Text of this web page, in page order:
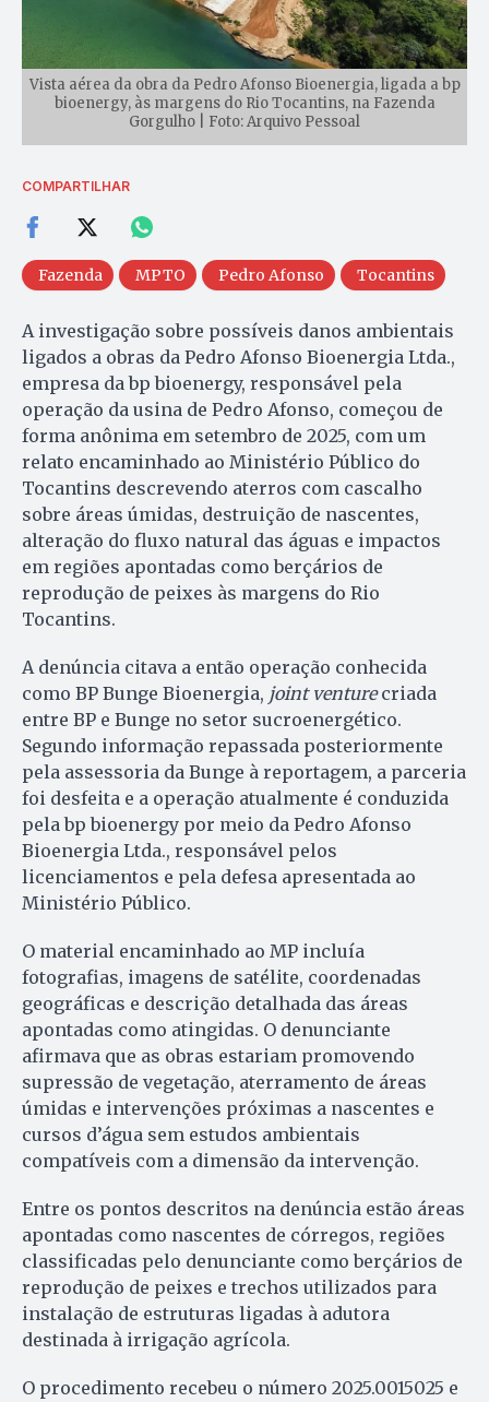
Vista aérea da obra da Pedro Afonso Bioenergia, ligada a bp
bioenergy, às margens do Rio Tocantins, na Fazenda
Gorgulho | Foto: Arquivo Pessoal
COMPARTILHAR
Fazenda MPTO Pedro Afonso Tocantins
A investigação sobre possíveis danos ambientais
ligados a obras da Pedro Afonso Bioenergia Ltda.,
empresa da bp bioenergy, responsável pela
operação da usina de Pedro Afonso, começou de
forma anônima em setembro de 2025, com um
relato encaminhado ao Ministério Público do
Tocantins descrevendo aterros com cascalho
sobre áreas úmidas, destruição de nascentes,
alteração do fluxo natural das águas e impactos
em regiões apontadas como berçários de
reprodução de peixes às margens do Rio
Tocantins.
A denúncia citava a então operação conhecida
como BP Bunge Bioenergia, joint venturecriada
entre BP e Bunge no setor sucroenergético.
Segundo informação repassada posteriormente
pela assessoria da Bunge à reportagem, a parceria
foi desfeita e a operação atualmente é conduzida
pela bp bioenergy por meio da Pedro Afonso
Bioenergia Ltda., responsável pelos
licenciamentos e pela defesa apresentada ao
Ministério Público.
O material encaminhado ao MP incluía
fotografias, imagens de satélite, coordenadas
geográficas e descrição detalhada das áreas
apontadas como atingidas. O denunciante
afirmava que as obras estariam promovendo
supressão de vegetação, aterramento de áreas
úmidas e intervenções próximas a nascentes e
cursos d’água sem estudos ambientais
compatíveis com a dimensão da intervenção.
Entre os pontos descritos na denúncia estão áreas
apontadas como nascentes de córregos, regiões
classificadas pelo denunciante como berçários de
reprodução de peixes e trechos utilizados para
instalação de estruturas ligadas à adutora
destinada à irrigação agrícola.
O procedimento recebeu o número 2025.0015025 e